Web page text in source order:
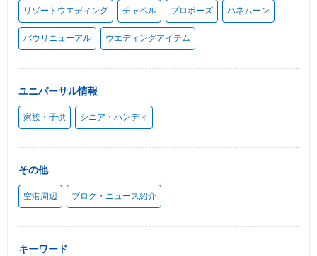
リゾートウエディング チャペル プロポーズ ハネムーン
バウリニューアル ウエディングアイテム
ユニバーサル情報
家族・子供 シニア・ハンディ
その他
空港周辺 ブログ・ニュース紹介
キーワード